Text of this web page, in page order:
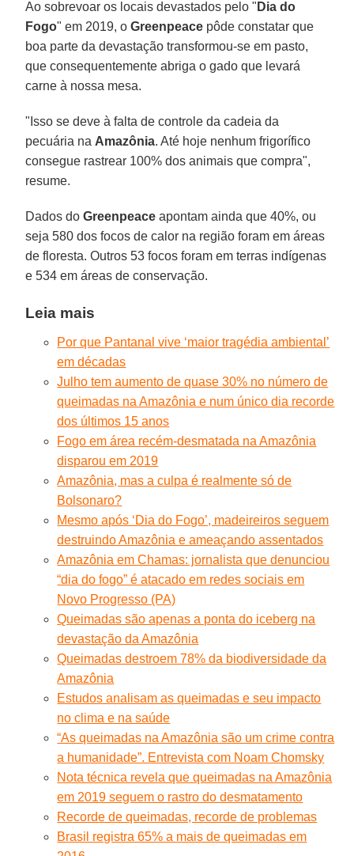
Ao sobrevoar os locais devastados pelo " Dia do
Fogo" em 2019, oGreenpeace pôde constatar que
boa parte da devastação transformou-se em pasto,
que consequentemente abriga o gado que levará
carne à nossa mesa.
"Isso se deve à falta de controle da cadeia da
pecuária na Amazônia. Até hoje nenhum frigorífico
consegue rastrear 100% dos animais que compra",
resume.
Dados doGreenpeace apontam ainda que 40%, ou
seja 580 dos focos de calor na região foram em áreas
de floresta. Outros 53 focos foram em terras indígenas
e 534 em áreas de conservação.
Leia mais
Por que Pantanal vive ‘maior tragédia ambiental’
em décadas
Julho tem aumento de quase 30% no número de
queimadas na Amazônia e num único dia recorde
dos últimos 15 anos
Fogo em área recém-desmatada na Amazônia
disparou em 2019
Amazônia, mas a culpa é realmente só de
Bolsonaro?
Mesmo após ‘Dia do Fogo’, madeireiros seguem
destruindo Amazônia e ameaçando assentados
Amazônia em Chamas: jornalista que denunciou
“dia do fogo” é atacado em redes sociais em
Novo Progresso (PA)
Queimadas são apenas a ponta do iceberg na
devastação da Amazônia
Queimadas destroem 78% da biodiversidade da
Amazônia
Estudos analisam as queimadas e seu impacto
no clima e na saúde
“As queimadas na Amazônia são um crime contra
a humanidade”. Entrevista com Noam Chomsky
Nota técnica revela que queimadas na Amazônia
em 2019 seguem o rastro do desmatamento
Recorde de queimadas, recorde de problemas
Brasil registra 65% a mais de queimadas em